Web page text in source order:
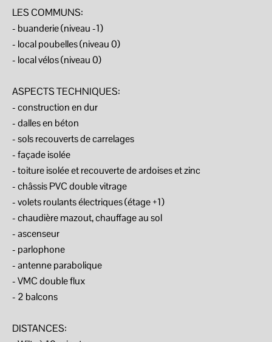
LES COMMUNS:
- buanderie (niveau -1)
- local poubelles (niveau 0)
- local vélos (niveau 0)
ASPECTS TECHNIQUES:
- construction en dur
- dalles en béton
- sols recouverts de carrelages
- façade isolée
- toiture isolée et recouverte de ardoises et zinc
- châssis PVC double vitrage
- volets roulants électriques (étage +1)
- chaudière mazout, chauffage au sol
- ascenseur
- parlophone
- antenne parabolique
- VMC double flux
- 2 balcons
DISTANCES: